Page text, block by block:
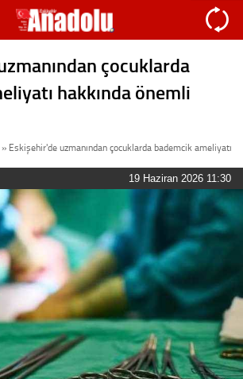
çocuklarda
hakkında önemli
» Eskişehir'de uzmanından çocuklarda bademcik ameliyatı
19 Haziran 2026 11:30